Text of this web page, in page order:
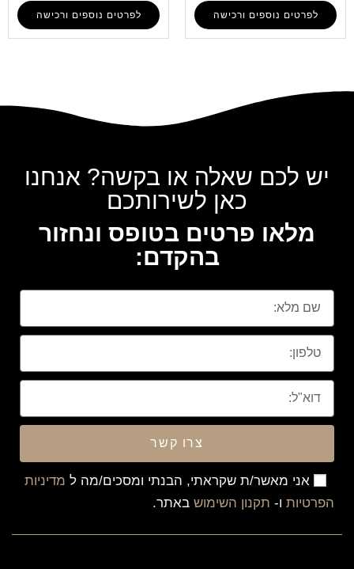
לפרטים נוספים ורכישה לפרטים נוספים ורכישה
יש לכם שאלה או בקשה? אנחנו
כאן לשירותכם
מלאו פרטים בטופס ונחזור
בהקדם:
אני מאשר/ת שקראתי, הבנתי ומסכים/מה ל מדיניות
הפרטיות ו- תקנון השימוש באתר.
צרו קשר